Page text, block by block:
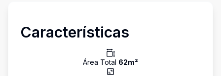
Características
Área Total 62m²